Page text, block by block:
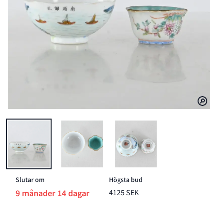
BILD 1 AV 2 SMÅ SKÅLAR, KINABILD 2 AV 2 SMÅ SKÅLAR, KINABILD 3 AV 2 SMÅ SKÅLAR,
Slutar om
9 månader 14 dagar
Högsta bud
4125 SEK